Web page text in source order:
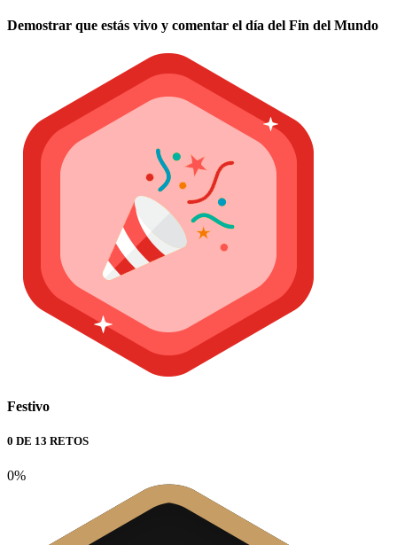
Demostrar que estás vivo y comentar el día del Fin del Mundo
Festivo
0 DE 13 RETOS
0%